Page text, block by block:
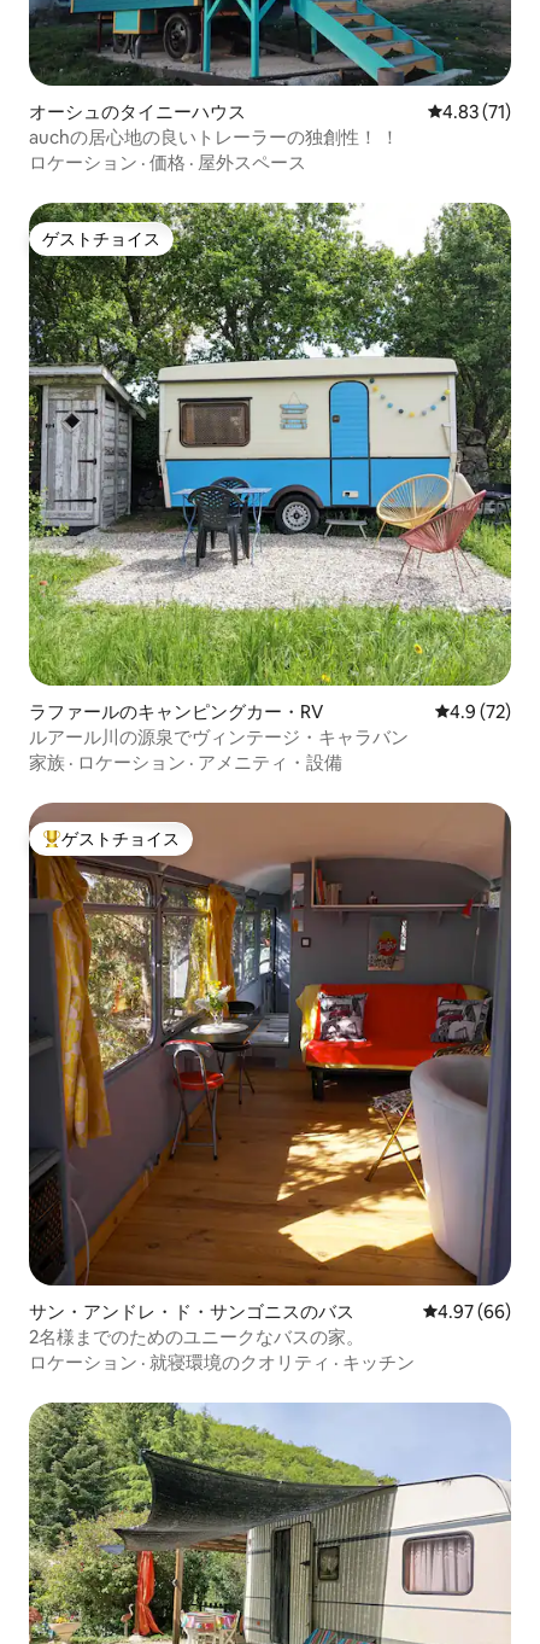
オーシュのタイニーハウス レビュー71
4.83 (71)
auchの居心地の良いトレーラーの独創性！ ！
ロケーション · 価格 · 屋外スペース
ゲストチョイス
ゲストチョイス
ラファールのキャンピングカー・RV レビュー72
4.9 (72)
ルアール川の源泉でヴィンテージ・キャラバン
家族 · ロケーション · アメニティ・設備
大好評のゲストチョイスです。
ゲストチョイス
サン・アンドレ・ド・サンゴニスのバス レビュー66
4.97 (66)
2名様までのためのユニークなバスの家。
ロケーション · 就寝環境のクオリティ · キッチン